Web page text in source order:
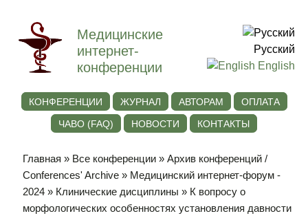
Медицинские
интернет-
конференции
Русский
English
КОНФЕРЕНЦИИ ЖУРНАЛ АВТОРАМ
ОПЛАТА
ЧАВО (FAQ)
НОВОСТИ КОНТАКТЫ
Главная » Все конференции »Архив конференций /
Conferences' Archive » Медицинский интернет-форум -
2024 » Клинические дисциплины » К вопросу о
морфологических особенностях установления давности